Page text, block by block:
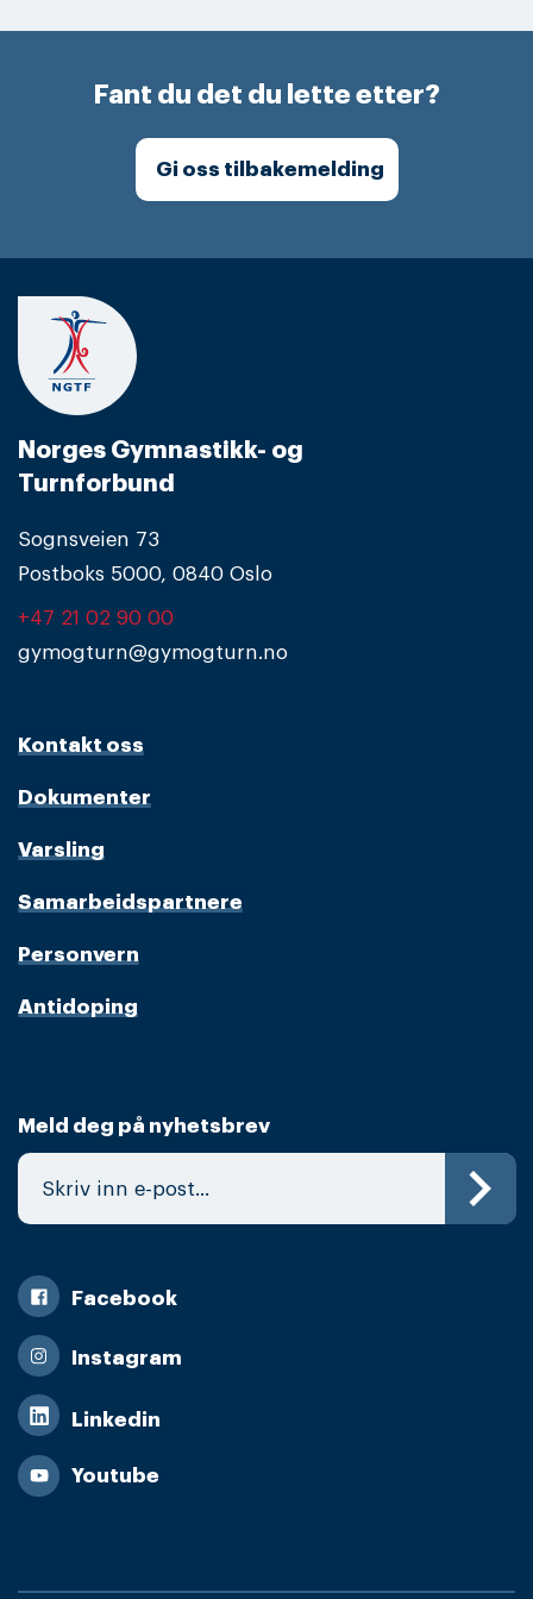
Fant du det du lette etter?
Gi oss tilbakemelding
Norges Gymnastikk- og
Turnforbund
Sognsveien 73
Postboks 5000, 0840 Oslo
+47 21 02 90 00
gymogturn@gymogturn.no
Kontakt oss
Dokumenter
Varsling
Samarbeidspartnere
Personvern
Antidoping
Meld deg på nyhetsbrev
Facebook
Instagram
Linkedin
Youtube